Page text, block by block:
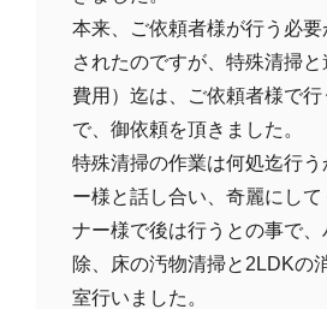
本来、ご依頼者様が行う必
されたのですが、特殊清掃
費用）迄は、ご依頼者様で行
で、御依頼を頂きました。
特殊清掃の作業は何処迄行
ー様と話し合い、奇麗にし
ナー様で後は行うとの事で
除、床の汚物清掃と2LDKの
室行いました。